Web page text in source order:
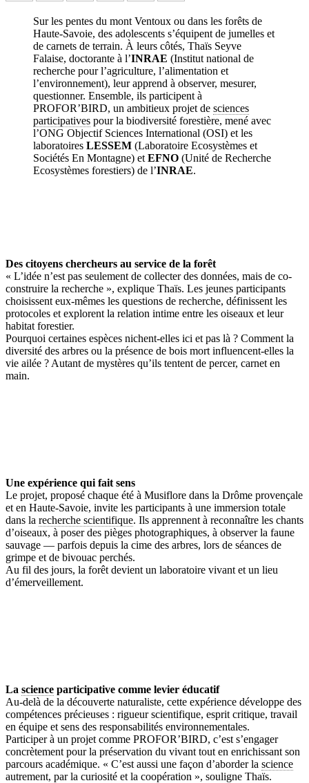
observation et recherche s’unissent pour comprendre et
préserver la biodiversité alpine.↓ Lire le descriptif détaillé plus
Sur les pentes du mont Ventoux ou dans les forêts de
Haute-Savoie, des adolescents s’équipent de jumelles et
de carnets de terrain. À leurs côtés, Thaïs Seyve
Falaise, doctorante à l’INRAE (Institut national de
recherche pour l’agriculture, l’alimentation et
l’environnement), leur apprend à observer, mesurer,
questionner. Ensemble, ils participent à
PROFOR’BIRD, un ambitieux projet de sciences
participatives pour la biodiversité forestière, mené avec
l’ONG Objectif Sciences International (OSI) et les
laboratoires LESSEM (Laboratoire Ecosystèmes et
Sociétés En Montagne) et EFNO (Unité de Recherche
Ecosystèmes forestiers) de l’INRAE.
Des citoyens chercheurs au service de la forêt
« L’idée n’est pas seulement de collecter des données, mais de co-
construire la recherche », explique Thaïs. Les jeunes participants
choisissent eux-mêmes les questions de recherche, définissent les
protocoles et explorent la relation intime entre les oiseaux et leur
habitat forestier.
Pourquoi certaines espèces nichent-elles ici et pas là ? Comment la
diversité des arbres ou la présence de bois mort influencent-elles la
vie ailée ? Autant de mystères qu’ils tentent de percer, carnet en
main.
Une expérience qui fait sens
Le projet, proposé chaque été à Musiflore dans la Drôme provençale
et en Haute-Savoie, invite les participants à une immersion totale
dans la recherche scientifique. Ils apprennent à reconnaître les chants
d’oiseaux, à poser des pièges photographiques, à observer la faune
sauvage — parfois depuis la cime des arbres, lors de séances de
grimpe et de bivouac perchés.
Au fil des jours, la forêt devient un laboratoire vivant et un lieu
d’émerveillement.
La science participative comme levier éducatif
Au-delà de la découverte naturaliste, cette expérience développe des
compétences précieuses : rigueur scientifique, esprit critique, travail
en équipe et sens des responsabilités environnementales.
Participer à un projet comme PROFOR’BIRD, c’est s’engager
concrètement pour la préservation du vivant tout en enrichissant son
parcours académique. « C’est aussi une façon d’aborder la science
autrement, par la curiosité et la coopération », souligne Thaïs.